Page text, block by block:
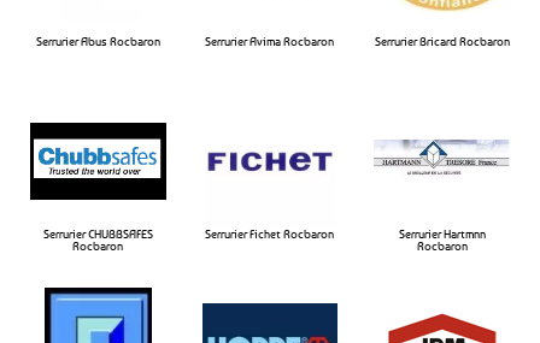
Serrurier Abus Rocbaron Serrurier Avima Rocbaron​ Serrurier Bricard Rocbaron​
Serrurier CHUBBSAFES
Rocbaron​
Serrurier Fichet Rocbaron​
Serrurier Hartmnn
Rocbaron​